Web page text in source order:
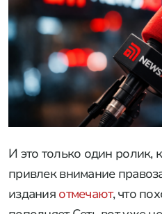
И это только один ролик,
привлек внимание
издания отмечают, что